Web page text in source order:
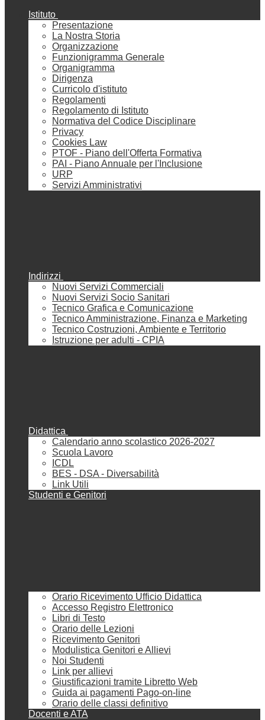
Istituto
Presentazione
La Nostra Storia
Organizzazione
Funzionigramma Generale
Organigramma
Dirigenza
Curricolo d'istituto
Regolamenti
Regolamento di Istituto
Normativa del Codice Disciplinare
Privacy
Cookies Law
PTOF - Piano dell'Offerta Formativa
PAI - Piano Annuale per l'Inclusione
URP
Servizi Amministrativi
Indirizzi
Nuovi Servizi Commerciali
Nuovi Servizi Socio Sanitari
Tecnico Grafica e Comunicazione
Tecnico Amministrazione, Finanza e Marketing
Tecnico Costruzioni, Ambiente e Territorio
Istruzione per adulti - CPIA
Didattica
Calendario anno scolastico 2026-2027
Scuola Lavoro
ICDL
BES - DSA - Diversabilità
Link Utili
Studenti e Genitori
Orario Ricevimento Ufficio Didattica
Accesso Registro Elettronico
Libri di Testo
Orario delle Lezioni
Ricevimento Genitori
Modulistica Genitori e Allievi
Noi Studenti
Link per allievi
Giustificazioni tramite Libretto Web
Guida ai pagamenti Pago-on-line
Orario delle classi definitivo
Docenti e ATA